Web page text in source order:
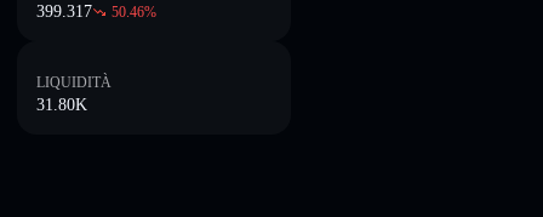
399.317 50.46%
LIQUIDITÀ
31.80K